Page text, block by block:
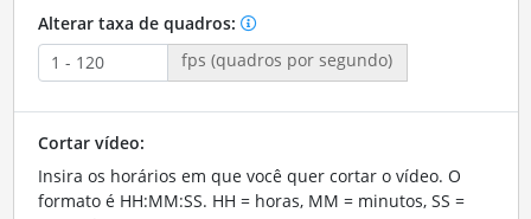
Alterar taxa de quadros:
fps (quadros por segundo)
Cortar vídeo:
Insira os horários em que você quer cortar o vídeo. O
formato é HH:MM:SS. HH = horas, MM = minutos, SS =